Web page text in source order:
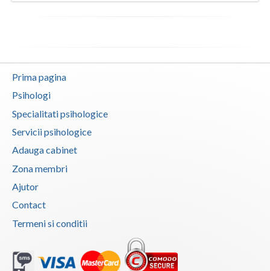
Prima pagina
Psihologi
Specialitati psihologice
Servicii psihologice
Adauga cabinet
Zona membri
Ajutor
Contact
Termeni si conditii